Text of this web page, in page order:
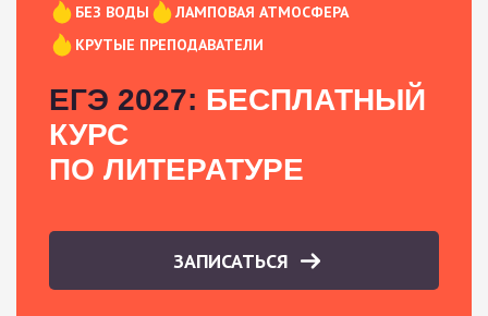
БЕЗ ВОДЫ
ЛАМПОВАЯ АТМОСФЕРА
КРУТЫЕ ПРЕПОДАВАТЕЛИ
ЕГЭ 2027: БЕСПЛАТНЫЙ
КУРС
ПО ЛИТЕРАТУРЕ
ЗАПИСАТЬСЯ